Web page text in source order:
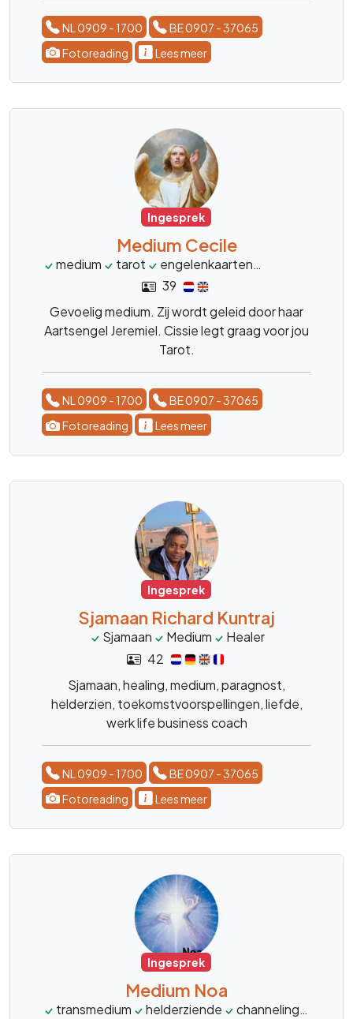
NL 0909 - 1700
BE 0907 - 37065
Fotoreading
Lees meer
Ingesprek
Medium Cecile
medium tarot engelenkaarten
39
Gevoelig medium. Zij wordt geleid door haar
Aartsengel Jeremiel. Cissie legt graag voor jou
Tarot.
NL 0909 - 1700
BE 0907 - 37065
Fotoreading
Lees meer
Ingesprek
Sjamaan Richard Kuntraj
Sjamaan Medium
Healer
42
Sjamaan, healing, medium, paragnost,
helderzien, toekomstvoorspellingen, liefde,
werk life business coach
NL 0909 - 1700
BE 0907 - 37065
Fotoreading
Lees meer
Ingesprek
Medium Noa
transmedium helderziende channeling